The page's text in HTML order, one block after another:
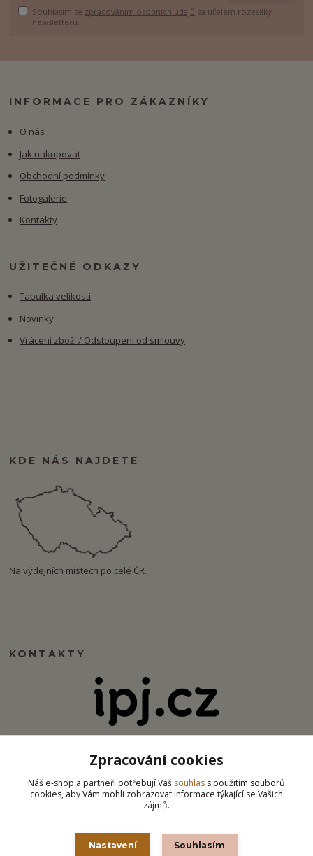
Souhlasím se zpracováním osobních údajů za účelem rozesílky
newsletteru.
INFORMACE PRO ZÁKAZNÍKY
O nás
Jak nakupovat
Obchodní podmínky
Fotogalerie
Kontakty
UŽITEČNÉ ODKAZY
Tabulka velikostí
Novinky
Vrácení zboží / Odstoupení od smlouvy
KDE NÁS NAJDETE
Na výdejních místech po celé ČR.
KONTAKTY
Některé grafické a vizuální prvky na tomto e-shopu byly vytvořeny za použití
Zpracování cookies
Náš e-shop a partneři potřebují Váš souhlas s použitím souborů
cookies, aby Vám mohli zobrazovat informace týkající se Vašich
zájmů.
Nastavení Souhlasím